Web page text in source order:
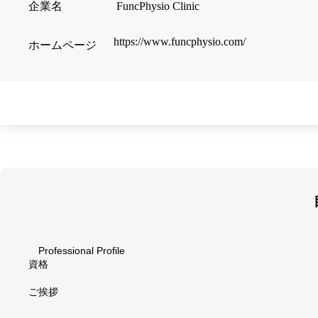
企業名 FuncPhysio Clinic
ホームページ https://www.funcphysio.com/
Professional Profile
資格
ご挨拶